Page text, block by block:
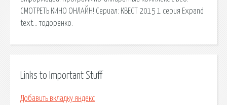
СМОТРЕТЬ КИНО ОНЛАЙН! Сериал: КВЕСТ 2015 1 серия Expand
text… тодоренко.
Links to Important Stuff
Добавить вкладку яндекс